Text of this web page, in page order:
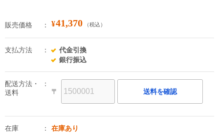
販売価格 ¥41,370 （税込）
支払方法
代金引換
銀行振込
配送方法・
送料
〒 送料を確認
在庫 在庫あり